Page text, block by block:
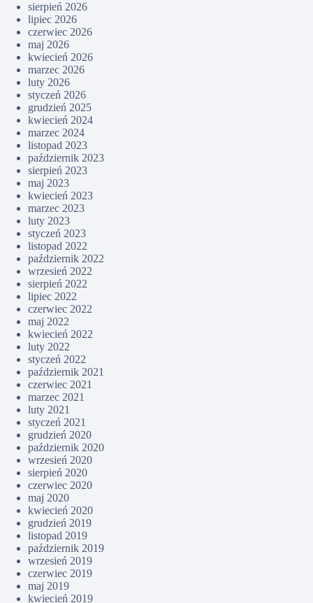
sierpień 2026
lipiec 2026
czerwiec 2026
maj 2026
kwiecień 2026
marzec 2026
luty 2026
styczeń 2026
grudzień 2025
kwiecień 2024
marzec 2024
listopad 2023
październik 2023
sierpień 2023
maj 2023
kwiecień 2023
marzec 2023
luty 2023
styczeń 2023
listopad 2022
październik 2022
wrzesień 2022
sierpień 2022
lipiec 2022
czerwiec 2022
maj 2022
kwiecień 2022
luty 2022
styczeń 2022
październik 2021
czerwiec 2021
marzec 2021
luty 2021
styczeń 2021
grudzień 2020
październik 2020
wrzesień 2020
sierpień 2020
czerwiec 2020
maj 2020
kwiecień 2020
grudzień 2019
listopad 2019
październik 2019
wrzesień 2019
czerwiec 2019
maj 2019
kwiecień 2019